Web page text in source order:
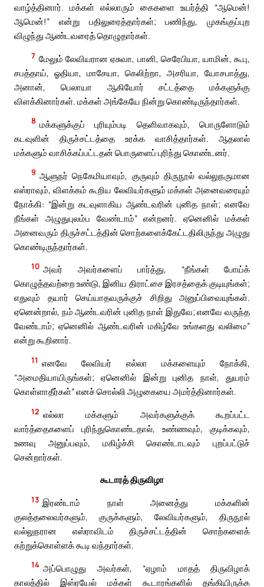
வாழ்த்தினார். மக்கள் எல்லாரும் கைகளை உயர்த்தி “ஆமென்!
ஆமென்!” என்று பதிலுரைத்தார்கள்; பணிந்து, முகங்குப்புற
விழுந்து ஆண்டவரைத் தொழுதார்கள்.
7 மேலும் லேவியரான ஏசுவா, பானி, செரேபியா, யாமின், கூபு,
சபத்தாய், ஓதியா, மாசேயா, கெலிற்றா, அசரியா, யோசபாத்து,
அனான், பெலாயா ஆகியோர் சட்டத்தை மக்களுக்கு
விளக்கினார்கள். மக்கள் அங்கேயே நின்று கொண்டிருந்தார்கள்.
8 மக்களுக்குப் புரியும்படி தெளிவாகவும், பொருளோடும்
கடவுளின் திருச்சட்டத்தை உரக்க வாசித்தார்கள். ஆதலால்
மக்களும் வாசிக்கப்பட்டதன் பொருளைப் புரிந்து கொண்டனர்.
9 ஆளுநர் நெகேமியாவும், குருவும் திருநூல் வல்லுநருமான
எஸ்ராவும், விளக்கம் கூறிய லேவியர்களும் மக்கள் அனைவரையும்
நோக்கி: “இன்று கடவுளாகிய ஆண்டவரின் புனித நாள்; எனவே
நீங்கள் அழுதுபுலம்ப வேண்டாம்” என்றனர். ஏனெனில் மக்கள்
அனைவரும் திருச்சட்டத்தின் சொற்களைக்கேட்டதிலிருந்து அழுது
கொண்டிருந்தார்கள்.
10 அவர் அவர்களைப் பார்த்து, “நீங்கள் போய்க்
கொழுத்தவற்றை உண்டு, இனிய திராட்சை இரசத்தைக் குடியுங்கள்;
எதுவும் தயார் செய்யாதவருக்குச் சிறிது அனுப்பிவையுங்கள்.
ஏனென்றால், நம் ஆண்டவரின் புனித நாள் இதுவே; எனவே வருந்த
வேண்டாம்; ஏனெனில் ஆண்டவரின் மகிழ்வே உங்களது வலிமை”
என்று கூறினார்.
11 எனவே லேவியர் எல்லா மக்களையும் நோக்கி,
“அமைதியாயிருங்கள்; ஏனெனில் இன்று புனித நாள், துயரம்
கொள்ளாதீர்கள்” எனச் சொல்லி அழுகையை அமர்த்தினார்கள்.
12 எல்லா மக்களும் அவர்களுக்குக் கூறப்பட்ட
வார்த்தைகளைப் புரிந்துகொண்டதால், உண்ணவும், குடிக்கவும்,
உணவு அனுப்பவும், மகிழ்ச்சி கொண்டாடவும் புறப்பட்டுச்
சென்றார்கள்.
கூடாரத் திருவிழா
13 இரண்டாம் நாள் அனைத்து மக்களின்
குலத்தலைவர்களும், குருக்களும், லேவியர்களும், திருநூல்
வல்லுநரான எஸ்ராவிடம் திருச்சட்டத்தின் சொற்களைக்
கற்றுக்கொள்ளக் கூடி வந்தார்கள்.
14 அப்பொழுது அவர்கள், “ஏழாம் மாதத் திருவிழாக்
காலத்தில் இஸ்ரயேல் மக்கள் கூடாரங்களில் தங்கியிருக்க